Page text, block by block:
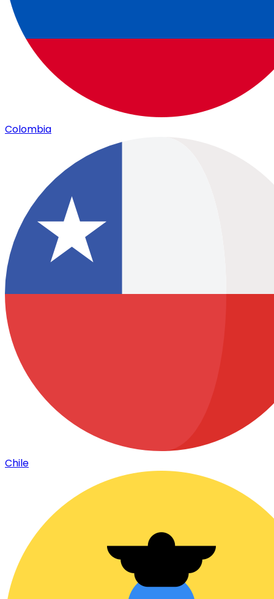
Colombia
Chile